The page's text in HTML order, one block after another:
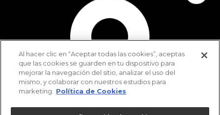
La información contenida en esta
Web es orientativa y no tiene
Al hacer clic en “Aceptar todas las cookies”, aceptas
que las cookies se guarden en tu dispositivo para
mejorar la navegación del sitio, analizar el uso del
mismo, y colaborar con nuestros estudios para
marketing.
Política de Cookies